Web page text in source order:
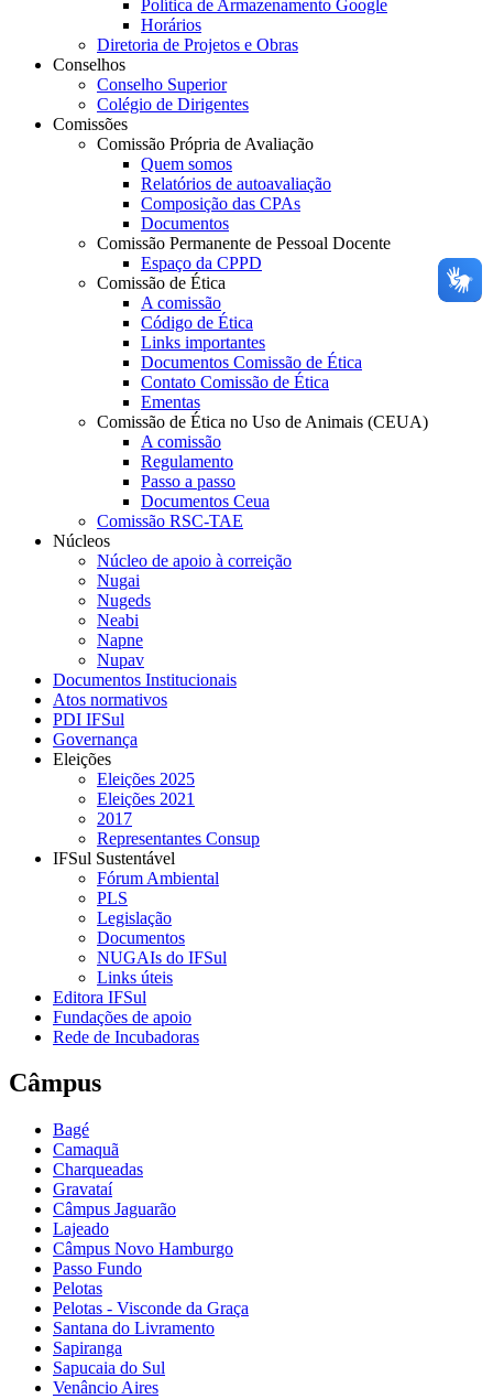
Política de Armazenamento Google
Horários
Diretoria de Projetos e Obras
Conselhos
Conselho Superior
Colégio de Dirigentes
Comissões
Comissão Própria de Avaliação
Quem somos
Relatórios de autoavaliação
Composição das CPAs
Documentos
Comissão Permanente de Pessoal Docente
Espaço da CPPD
Comissão de Ética
A comissão
Código de Ética
Links importantes
Documentos Comissão de Ética
Contato Comissão de Ética
Ementas
Comissão de Ética no Uso de Animais (CEUA)
A comissão
Regulamento
Passo a passo
Documentos Ceua
Comissão RSC-TAE
Núcleos
Núcleo de apoio à correição
Nugai
Nugeds
Neabi
Napne
Nupav
Documentos Institucionais
Atos normativos
PDI IFSul
Governança
Eleições
Eleições 2025
Eleições 2021
2017
Representantes Consup
IFSul Sustentável
Fórum Ambiental
PLS
Legislação
Documentos
NUGAIs do IFSul
Links úteis
Editora IFSul
Fundações de apoio
Rede de Incubadoras
Câmpus
Bagé
Camaquã
Charqueadas
Gravataí
Câmpus Jaguarão
Lajeado
Câmpus Novo Hamburgo
Passo Fundo
Pelotas
Pelotas - Visconde da Graça
Santana do Livramento
Sapiranga
Sapucaia do Sul
Venâncio Aires